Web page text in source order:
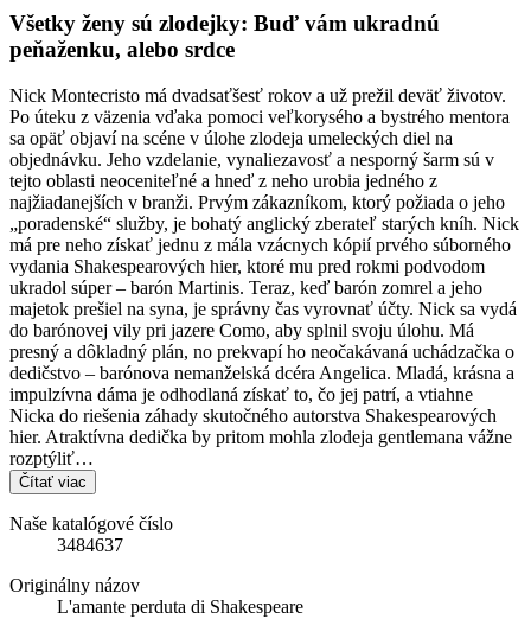
Všetky ženy sú zlodejky: Buď vám ukradnú
peňaženku, alebo srdce
Nick Montecristo má dvadsaťšesť rokov a už prežil deväť životov.
Po úteku z väzenia vďaka pomoci veľkorysého a bystrého mentora
sa opäť objaví na scéne v úlohe zlodeja umeleckých diel na
objednávku. Jeho vzdelanie, vynaliezavosť a nesporný šarm sú v
tejto oblasti neoceniteľné a hneď z neho urobia jedného z
najžiadanejších v branži. Prvým zákazníkom, ktorý požiada o jeho
„poradenské“ služby, je bohatý anglický zberateľ starých kníh. Nick
má pre neho získať jednu z mála vzácnych kópií prvého súborného
vydania Shakespearových hier, ktoré mu pred rokmi podvodom
ukradol súper – barón Martinis. Teraz, keď barón zomrel a jeho
majetok prešiel na syna, je správny čas vyrovnať účty. Nick sa vydá
do barónovej vily pri jazere Como, aby splnil svoju úlohu. Má
presný a dôkladný plán, no prekvapí ho neočakávaná uchádzačka o
dedičstvo – barónova nemanželská dcéra Angelica. Mladá, krásna a
impulzívna dáma je odhodlaná získať to, čo jej patrí, a vtiahne
Nicka do riešenia záhady skutočného autorstva Shakespearových
hier. Atraktívna dedička by pritom mohla zlodeja gentlemana vážne
rozptýliť…
Čítať viac
Naše katalógové číslo
3484637
Originálny názov
L'amante perduta di Shakespeare